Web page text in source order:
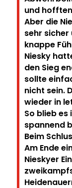
und
Aber die
sehr
knappe
Niesky
den Sieg
sollte
nicht sein.
wieder in
So blieb
spannend
Beim
Am Ende
Nieskyer